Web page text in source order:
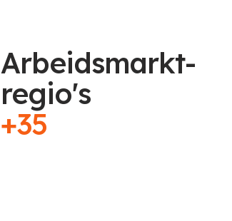
Arbeidsmarkt-
regio's
+35